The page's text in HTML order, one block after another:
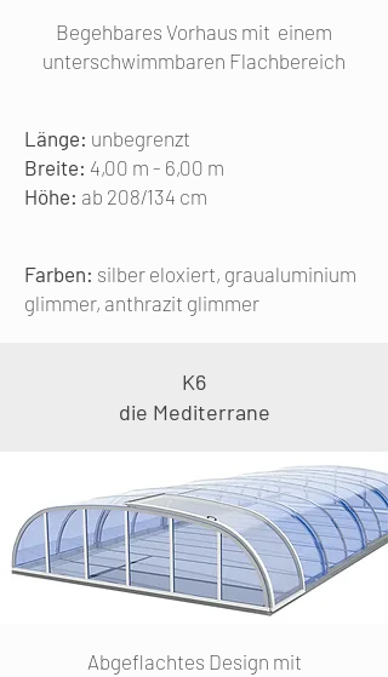
Begehbares Vorhaus mit einem
unterschwimmbaren Flachbereich
Länge: unbegrenzt
Breite: 4,00 m - 6,00 m
Höhe: ab 208/134 cm
Farben: silber eloxiert, graualuminium
glimmer, anthrazit glimmer
K6
die Mediterrane
Abgeflachtes Design mit